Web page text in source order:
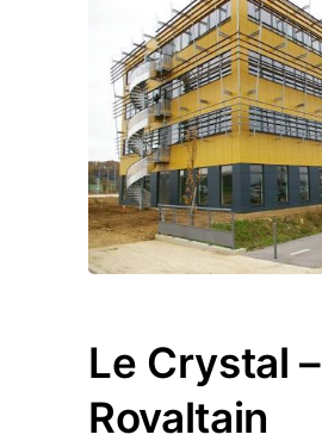
Le Crystal –
Rovaltain